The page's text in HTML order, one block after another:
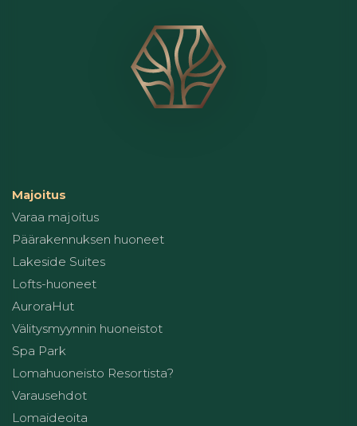
Majoitus
Varaa majoitus
Päärakennuksen huoneet
Lakeside Suites
Lofts-huoneet
AuroraHut
Välitysmyynnin huoneistot
Spa Park
Lomahuoneisto Resortista?
Varausehdot
Lomaideoita